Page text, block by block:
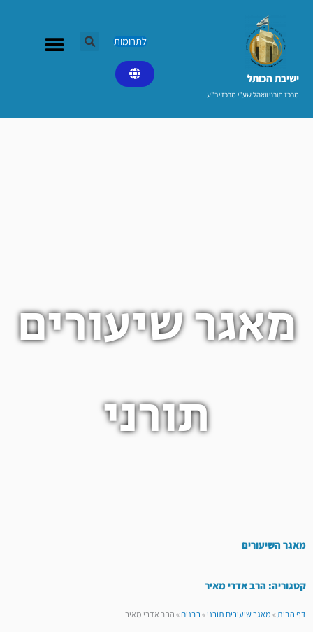
ישיבת הכותל​
מרכז תורני וואהל שע"י מרכז יב"ע
לתרומות
מאגר שיעורים
תורני
מאגר השיעורים
קטגוריה: הרב אדרי מאיר
דף הבית»מאגר שיעורים תורני»רבנים»הרב אדרי מאיר